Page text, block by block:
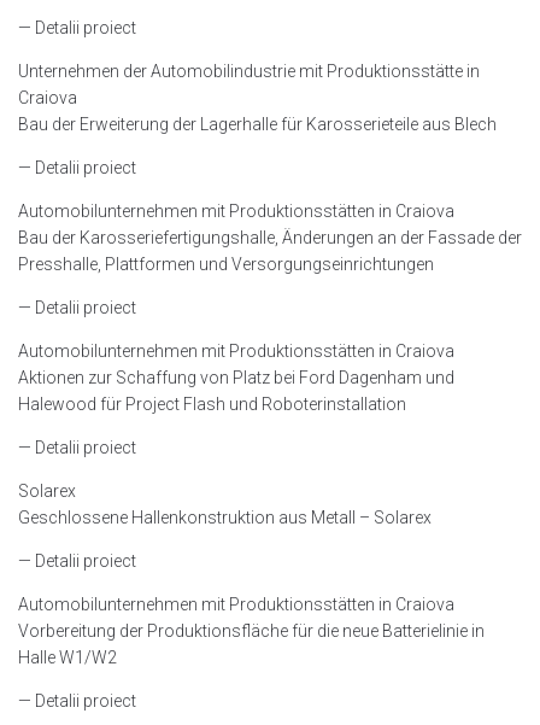
— Detalii proiect
Unternehmen der Automobilindustrie mit Produktionsstätte in
Craiova
Bau der Erweiterung der Lagerhalle für Karosserieteile aus Blech
— Detalii proiect
Automobilunternehmen mit Produktionsstätten in Craiova
Bau der Karosseriefertigungshalle, Änderungen an der Fassade der
Presshalle, Plattformen und Versorgungseinrichtungen
— Detalii proiect
Automobilunternehmen mit Produktionsstätten in Craiova
Aktionen zur Schaffung von Platz bei Ford Dagenham und
Halewood für Project Flash und Roboterinstallation
— Detalii proiect
Solarex
Geschlossene Hallenkonstruktion aus Metall – Solarex
— Detalii proiect
Automobilunternehmen mit Produktionsstätten in Craiova
Vorbereitung der Produktionsfläche für die neue Batterielinie in
Halle W1/W2
— Detalii proiect